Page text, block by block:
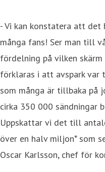
- Vi kan konstatera att
många fans! Ser man till
fördelning på vilken
förklaras i att avspark
som många är tillbaka på
cirka 350 000 sändningar
Uppskattar vi det till
över en halv miljon* som
Oscar Karlsson, chef för